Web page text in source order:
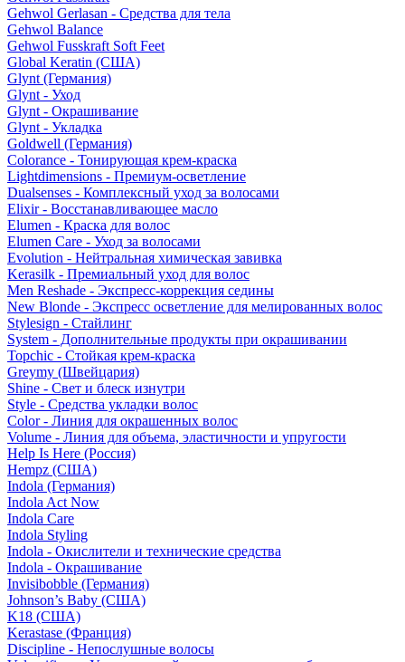
Gehwol Gerlasan - Средства для тела
Gehwol Balance
Gehwol Fusskraft Soft Feet
Global Keratin (США)
Glynt (Германия)
Glynt - Уход
Glynt - Окрашивание
Glynt - Укладка
Goldwell (Германия)
Colorance - Тонирующая крем-краска
Lightdimensions - Премиум-осветление
Dualsenses - Комплексный уход за волосами
Elixir - Восстанавливающее масло
Elumen - Краска для волос
Elumen Care - Уход за волосами
Evolution - Нейтральная химическая завивка
Kerasilk - Премиальный уход для волос
Men Reshade - Экспресс-коррекция седины
New Blonde - Экспресс осветление для мелированных волос
Stylesign - Стайлинг
System - Дополнительные продукты при окрашивании
Topchic - Стойкая крем-краска
Greymy (Швейцария)
Shine - Свет и блеск изнутри
Style - Средства укладки волос
Color - Линия для окрашенных волос
Volume - Линия для объема, эластичности и упругости
Help Is Here (Россия)
Hempz (США)
Indola (Германия)
Indola Act Now
Indola Care
Indola Styling
Indola - Окислители и технические средства
Indola - Окрашивание
Invisibobble (Германия)
Johnson’s Baby (США)
K18 (США)
Kerastase (Франция)
Discipline - Непослушные волосы